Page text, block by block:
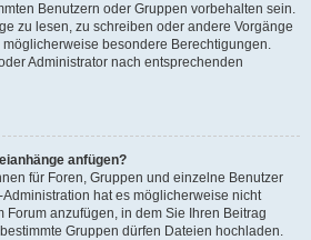
Benutzern oder Gruppen vorbehalten sein.
zu lesen, zu schreiben oder andere Vorgänge
besondere Berechtigungen.
Administrator nach entsprechenden
anfügen?
für Foren, Gruppen und einzelne Benutzer
hat es möglicherweise nicht
anzufügen, in dem Sie Ihren Beitrag
Gruppen dürfen Dateien hochladen.